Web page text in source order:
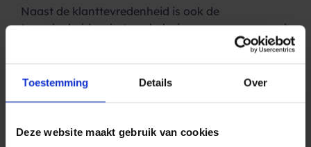
Toestemming Details Over
Deze website maakt gebruik van cookies
Naast de klanttevredenheid is ook de
tevredenheid en het werkplezier van uw personeel
intern een punt van aandacht. Door naar uw
zoeken voor de issues waar zij dagelijks mee te
u uw personeel op meer manieren ondersteunen